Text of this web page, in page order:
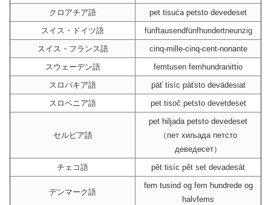
クロアチア語
pet tisuća petsto devedeset
スイス・ドイツ語
fünftausendfünfhundertneunzig
スイス・フランス語
cinq-mille-cinq-cent-nonante
スウェーデン語
femtusen femhundranittio
スロバキア語
päť tisíc päťsto devädesiat
スロベニア語
pet tisoč petsto devetdeset
セルビア語
pet hiljada petsto devedeset
（пет хиљада петсто
деведесет）
チェコ語
pět tisíc pět set devadesát
デンマーク語
fem tusind og fem hundrede og
halvfems